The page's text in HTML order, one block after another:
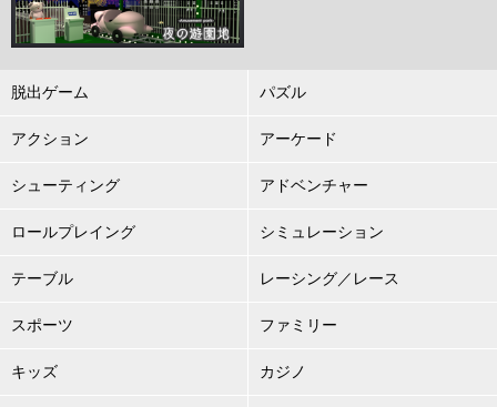
脱出ゲーム パズル
アクション アーケード
シューティング アドベンチャー
ロールプレイング シミュレーション
テーブル レーシング／レース
スポーツ ファミリー
キッズ カジノ